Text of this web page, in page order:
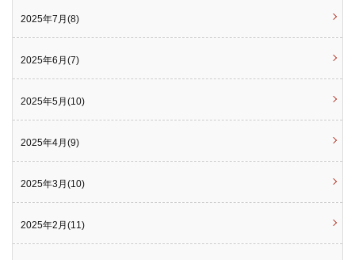
2025年7月(8)
2025年6月(7)
2025年5月(10)
2025年4月(9)
2025年3月(10)
2025年2月(11)